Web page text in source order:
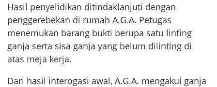
Hasil penyelidikan ditindaklanjuti dengan
penggerebekan di rumah A.G.A. Petugas
menemukan barang bukti berupa satu linting
ganja serta sisa ganja yang belum dilinting di
atas meja kerja.
Dari hasil interogasi awal, A.G.A. mengakui ganja